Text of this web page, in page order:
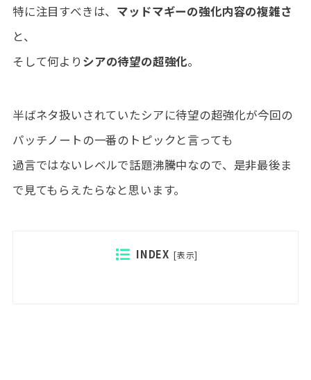
特に注目すべきは、 マッドマギーの強化内容の複雑さ
と、
そして何より シアの待望の超強化。
半ばネタ扱いされていたシアに待望の超強化が今回の
パッチノートの一番のトピックと言っても
過言ではないレベルで話題沸騰中なので、是非最後ま
で見てもらえたらなと思います。
INDEX [表示]